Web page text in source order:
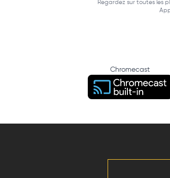
Regardez sur toutes les
Chromecast